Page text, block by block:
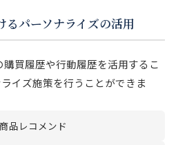
るパーソナライズの活用
買履歴や行動履歴を活用するこ
イズ施策を行うことができま
品レコメンド